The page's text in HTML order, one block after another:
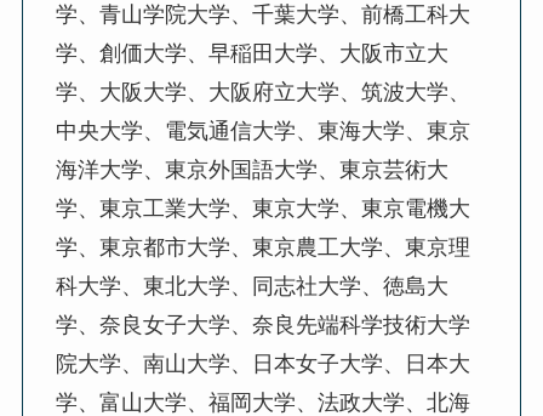
学、青山学院大学、千葉大学、前橋工科大
学、創価大学、早稲田大学、大阪市立大
学、大阪大学、大阪府立大学、筑波大学、
中央大学、電気通信大学、東海大学、東京
海洋大学、東京外国語大学、東京芸術大
学、東京工業大学、東京大学、東京電機大
学、東京都市大学、東京農工大学、東京理
科大学、東北大学、同志社大学、徳島大
学、奈良女子大学、奈良先端科学技術大学
院大学、南山大学、日本女子大学、日本大
学、富山大学、福岡大学、法政大学、北海